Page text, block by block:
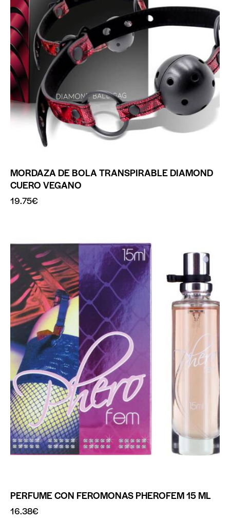
MORDAZA DE BOLA TRANSPIRABLE DIAMOND
CUERO VEGANO
19.75€
PERFUME CON FEROMONAS PHEROFEM 15 ML
16.38€